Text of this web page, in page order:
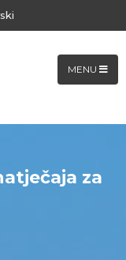
MENU
za